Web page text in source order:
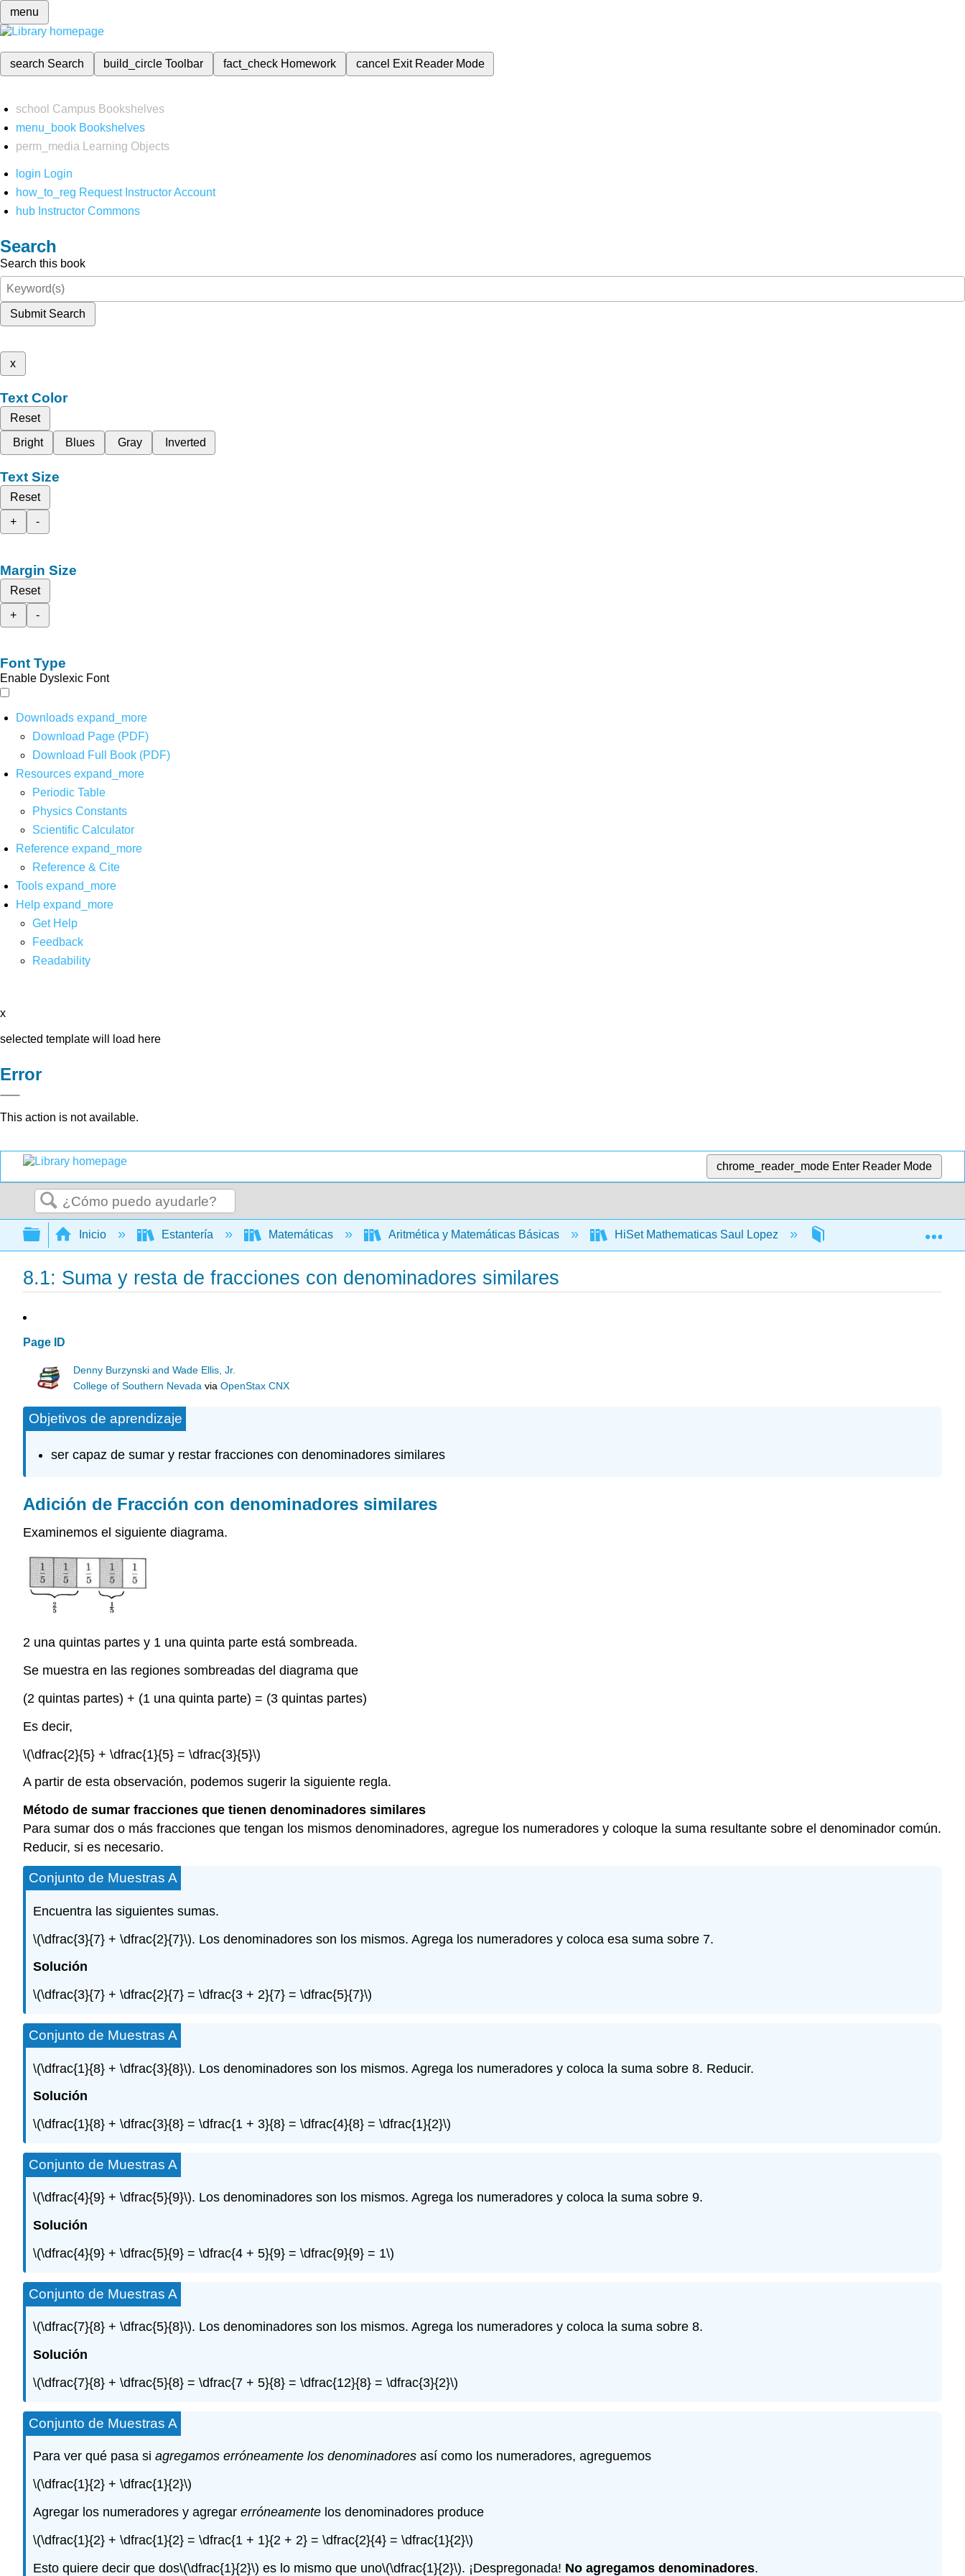
menu
search Search build_circleToolbar fact_check Homework cancel Exit Reader Mode
school Campus Bookshelves
menu_book Bookshelves
perm_media
Learning Objects
login Login
how_to_reg Request Instructor Account
hub Instructor Commons
Search
Search this book
Submit Search
x
Text Color
Reset
Bright
Blues Gray Inverted
Text Size
Reset
+
-
Margin Size
Reset
+
-
Font Type
Enable Dyslexic Font
Downloads expand_more
Download Page (PDF)
Download Full Book (PDF)
Resources expand_more
Periodic Table
Physics Constants
Scientific Calculator
Reference expand_more
Reference & Cite
Tools expand_more
Help expand_more
Get Help
Feedback
Readability
x
selected template will load here
Error
This action is not available.
chrome_reader_mode Enter Reader Mode
Buscar
Expandir/contraer jerarquía global
Inicio Estantería Matemáticas Aritmética y Matemáticas Básicas HiSet Mathematicas Saul Lopez 8: Adición y resta de
8.1: Suma y resta de fracciones con denominadores similares
Page ID
Denny Burzynski and Wade Ellis, Jr.
College of Southern Nevada viaOpenStax CNX
Objetivos de aprendizaje
ser capaz de sumar y restar fracciones con denominadores similares
Adición de Fracción con denominadores similares
Examinemos el siguiente diagrama.
2 una quintas partes y 1 una quinta parte está sombreada.
Se muestra en las regiones sombreadas del diagrama que
(2 quintas partes) + (1 una quinta parte) = (3 quintas partes)
Es decir,
\(\dfrac{2}{5} + \dfrac{1}{5} = \dfrac{3}{5}\)
A partir de esta observación, podemos sugerir la siguiente regla.
Método de sumar fracciones que tienen denominadores similares
Para sumar dos o más fracciones que tengan los mismos denominadores, agregue los numeradores y coloque la suma resultante sobre el denominador común.
Reducir, si es necesario.
Conjunto de Muestras A
Encuentra las siguientes sumas.
\(\dfrac{3}{7} + \dfrac{2}{7}\). Los denominadores son los mismos. Agrega los numeradores y coloca esa suma sobre 7.
Solución
\(\dfrac{3}{7} + \dfrac{2}{7} = \dfrac{3 + 2}{7} = \dfrac{5}{7}\)
Conjunto de Muestras A
\(\dfrac{1}{8} + \dfrac{3}{8}\). Los denominadores son los mismos. Agrega los numeradores y coloca la suma sobre 8. Reducir.
Solución
\(\dfrac{1}{8} + \dfrac{3}{8} = \dfrac{1 + 3}{8} = \dfrac{4}{8} = \dfrac{1}{2}\)
Conjunto de Muestras A
\(\dfrac{4}{9} + \dfrac{5}{9}\). Los denominadores son los mismos. Agrega los numeradores y coloca la suma sobre 9.
Solución
\(\dfrac{4}{9} + \dfrac{5}{9} = \dfrac{4 + 5}{9} = \dfrac{9}{9} = 1\)
Conjunto de Muestras A
\(\dfrac{7}{8} + \dfrac{5}{8}\). Los denominadores son los mismos. Agrega los numeradores y coloca la suma sobre 8.
Solución
\(\dfrac{7}{8} + \dfrac{5}{8} = \dfrac{7 + 5}{8} = \dfrac{12}{8} = \dfrac{3}{2}\)
Conjunto de Muestras A
Para ver qué pasa si agregamos erróneamente los denominadores así como los numeradores, agreguemos
\(\dfrac{1}{2} + \dfrac{1}{2}\)
Agregar los numeradores y agregar erróneamente los denominadores produce
\(\dfrac{1}{2} + \dfrac{1}{2} = \dfrac{1 + 1}{2 + 2} = \dfrac{2}{4} = \dfrac{1}{2}\)
Esto quiere decir que dos\(\dfrac{1}{2}\) es lo mismo que uno\(\dfrac{1}{2}\). ¡Despregonada! No agregamos denominadores.